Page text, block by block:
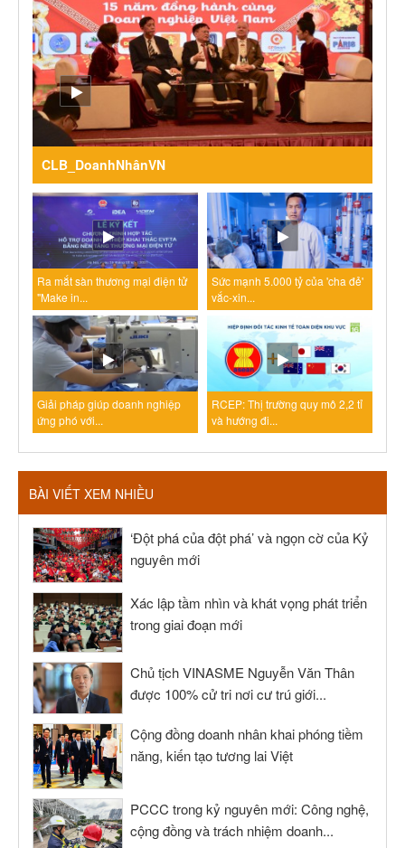
CLB_DoanhNhânVN
Ra mắt sàn thương mại điện tử
"Make in...
Sức mạnh 5.000 tỷ của 'cha đẻ'
vắc-xin...
Giải pháp giúp doanh nghiệp
ứng phó với...
RCEP: Thị trường quy mô 2,2 tỉ
và hướng đi...
BÀI VIẾT XEM NHIỀU
‘Đột phá của đột phá’ và ngọn cờ của Kỷ
nguyên mới
Xác lập tầm nhìn và khát vọng phát triển
trong giai đoạn mới
Chủ tịch VINASME Nguyễn Văn Thân
được 100% cử tri nơi cư trú giới...
Cộng đồng doanh nhân khai phóng tiềm
năng, kiến tạo tương lai Việt
PCCC trong kỷ nguyên mới: Công nghệ,
cộng đồng và trách nhiệm doanh...